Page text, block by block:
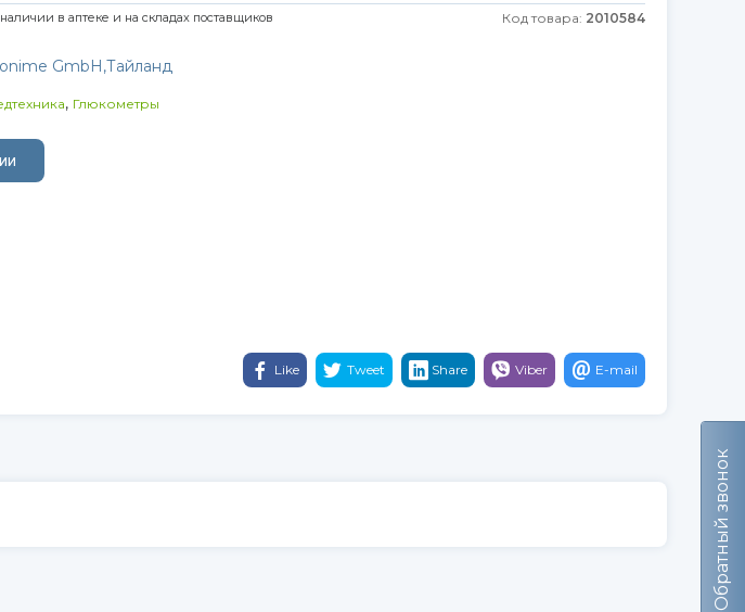
в аптеке и на складах поставщиков Код товара: 2010584
GmbH,Тайланд
, Глюкометры
Like Tweet Share Viber E-mail
Обратный звонок